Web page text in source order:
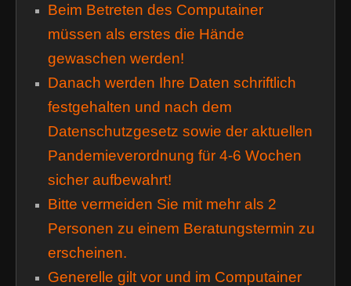
Beim Betreten des Computainer
müssen als erstes die Hände
gewaschen werden!
Danach werden Ihre Daten schriftlich
festgehalten und nach dem
Datenschutzgesetz sowie der aktuellen
Pandemieverordnung für 4-6 Wochen
sicher aufbewahrt!
Bitte vermeiden Sie mit mehr als 2
Personen zu einem Beratungstermin zu
erscheinen.
Generelle gilt vor und im Computainer